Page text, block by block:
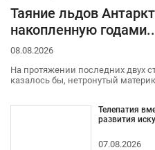
Таяние льдов
накопленную годами..
08.08.2026
На протяжении последних двух
казалось бы, нетронутый
Телепатия
развития
07.08.2026